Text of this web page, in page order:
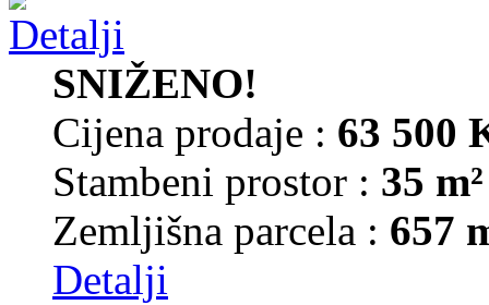
SNIŽENO!
Cijena prodaje : 63 500
Stambeni prostor : 35 m²
Zemljišna parcela : 657
Detalji